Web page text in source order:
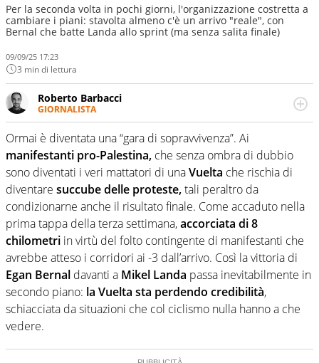
Per la seconda volta in pochi giorni, l'organizzazione costretta a
cambiare i piani: stavolta almeno c'è un arrivo "reale", con
Bernal che batte Landa allo sprint (ma senza salita finale)
09/09/25 17:23
3 min di lettura
Roberto Barbacci
GIORNALISTA
Giornalista (pubblicista) sportivo a tutto campo, è il
tuttologo di Virgilio Sport. Provate a chiedergli di boxe, di
scherma, di volley o di curling: ve ne farà innamorare
Ormai è diventata una “gara di sopravvivenza”. Ai
manifestanti pro-Palestina, che senza ombra di dubbio
sono diventati i veri mattatori di unaVuelta che rischia di
diventare succube delle proteste,tali peraltro da
condizionarne anche il risultato finale. Come accaduto nella
prima tappa della terza settimana,accorciata di 8
chilometri in virtù del folto contingente di manifestanti che
avrebbe atteso i corridori ai -3 dall’arrivo. Così la vittoria di
Egan Bernal davanti a Mikel Landa passa inevitabilmente in
secondo piano: la Vuelta sta perdendo credibilità,
schiacciata da situazioni che col ciclismo nulla hanno a che
vedere.